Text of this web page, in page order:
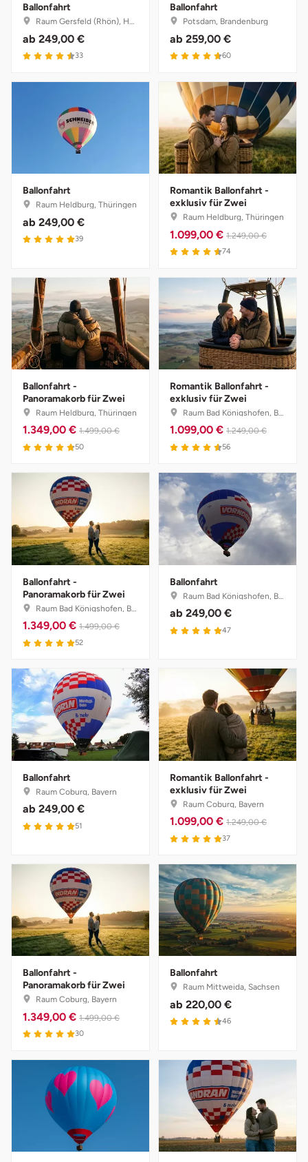
Ballonfahrt
Raum Gersfeld (Rhön), Hessen
ab 249,00 €
4.5 von 5
33
Ballonfahrt
Potsdam, Brandenburg
ab 259,00 €
4.7 von 5
60
Ballonfahrt
Raum Heldburg, Thüringen
ab 249,00 €
5 von 5
39
Romantik Ballonfahrt -
exklusiv für Zwei
Raum Heldburg, Thüringen
1.099,00 € 1.249,00 €
4.6 von 5
74
Ballonfahrt -
Panoramakorb für Zwei
Raum Heldburg, Thüringen
1.349,00 € 1.499,00 €
4.8 von 5
50
Romantik Ballonfahrt -
exklusiv für Zwei
Raum Bad Königshofen, Bayern
1.099,00 € 1.249,00 €
4.6 von 5
56
Ballonfahrt -
Panoramakorb für Zwei
Raum Bad Königshofen, Bayern
1.349,00 € 1.499,00 €
5 von 5
52
Ballonfahrt
Raum Bad Königshofen, Bayern
ab 249,00 €
4.9 von 5
47
Ballonfahrt
Raum Coburg, Bayern
ab 249,00 €
5 von 5
51
Romantik Ballonfahrt -
exklusiv für Zwei
Raum Coburg, Bayern
1.099,00 € 1.249,00 €
4.9 von 5
37
Ballonfahrt -
Panoramakorb für Zwei
Raum Coburg, Bayern
1.349,00 € 1.499,00 €
5 von 5
30
Ballonfahrt
Raum Mittweida, Sachsen
ab 220,00 €
4.5 von 5
46
Saarbrücken
Salzgitter
Schwabach
Schwerin
Segeberg
Speyer
Stade
Steinburg
Stendal
Stettiner Haff
Stormarn
Straubing
Stuttgart
Sulz am Neckar
Tannheimer Tal
Tegernsee
Teltow-Fläming
Trier
Uckermark
Uelzen
Ulm
Viersen
Villingen Schwenningen
Vorpommern-Rügen
Weimar